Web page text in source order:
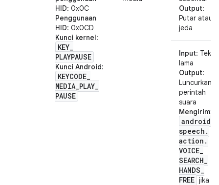
HID: 0x0C
Penggunaan
HID: 0x0CD
Kunci kernel:
KEY_
PLAYPAUSE
Kunci Android:
KEYCODE_
MEDIA_PLAY_
PAUSE
Output:
Putar atau
jeda
Input: Tekan
lama
Output:
Luncurkan
perintah
suara
Mengirim:
android
speech .
action .
VOICE_
SEARCH_
HANDS_
FREE jika